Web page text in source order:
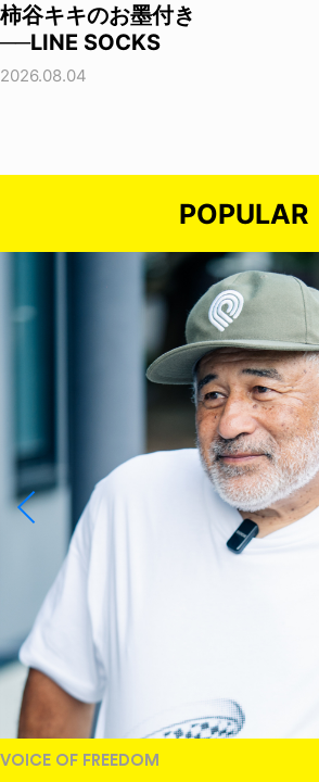
柿谷キキのお墨付き
──LINE SOCKS
2026.08.04
POPULAR
VOICE OF FREEDOM